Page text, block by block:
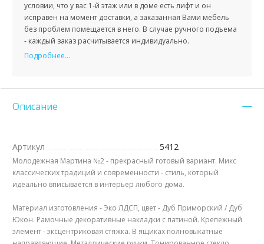
условии, что у вас 1-й этаж или в доме есть лифт и он
исправен на момент доставки, а заказанная Вами мебель
без проблем помещается в него. В случае ручного подъема
- каждый заказ расчитывается индивидуально.
Подробнее...
Описание
Артикул 5412
Молодежная Мартина №2 - прекрасный готовый вариант. Микс
классических традиций и современности - стиль, который
идеально вписывается в интерьер любого дома.
Материал изготовления - Эко ЛДСП, цвет - Дуб Приморский / Дуб
Юкон. Рамочные декоративные накладки с патиной. Крепежный
элемент - эксцентриковая стяжка. В ящиках полновыкатные